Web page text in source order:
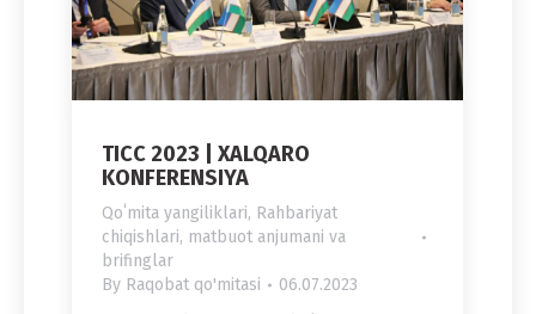
TICC 2023 | XALQARO
KONFERENSIYA
Qoʻmita yangiliklari, Rahbariyat
chiqishlari, matbuot anjumani va
brifinglar
By Raqobat qo'mitasi 06.07.2023